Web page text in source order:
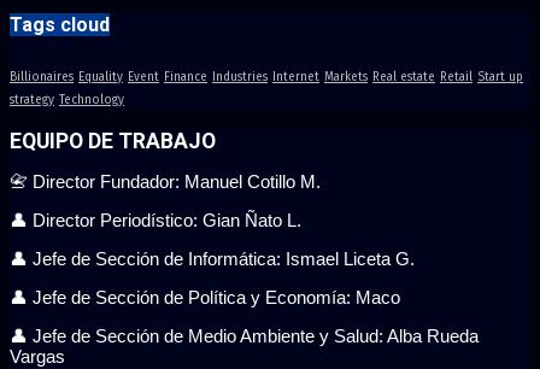
Tags cloud
Billionaires Equality Event Finance Industries Internet Markets Real estate Retail Start up
strategy Technology
EQUIPO DE TRABAJO
📇 Director Fundador: Manuel Cotillo M.
👤 Director Periodístico: Gian Ñato L.
👤 Jefe de Sección de Informática: Ismael Liceta G.
👤 Jefe de Sección de Política y Economía: Maco
👤 Jefe de Sección de Medio Ambiente y Salud: Alba Rueda
Vargas